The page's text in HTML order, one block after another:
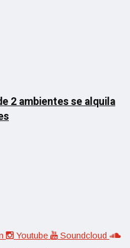
2 ambientes se alquila
Youtube
Soundcloud